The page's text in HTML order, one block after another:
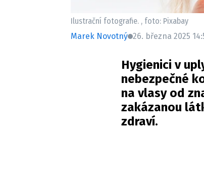
Ilustrační fotografie. , foto: Pixabay
Marek Novotný 26. března 2025
Hygienici v
nebezpečné
na vlasy od
zakázanou
zdraví.